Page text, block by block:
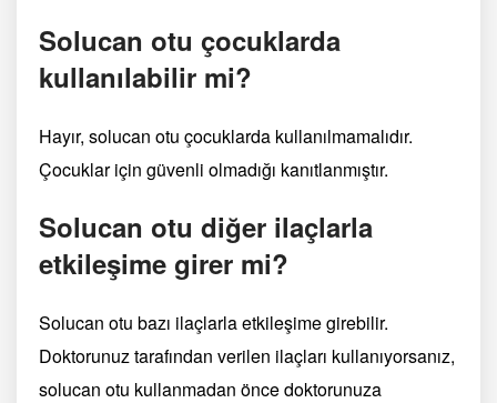
Solucan otu çocuklarda
kullanılabilir mi?
Hayır, solucan otu çocuklarda kullanılmamalıdır.
Çocuklar için güvenli olmadığı kanıtlanmıştır.
Solucan otu diğer ilaçlarla
etkileşime girer mi?
Solucan otu bazı ilaçlarla etkileşime girebilir.
Doktorunuz tarafından verilen ilaçları kullanıyorsanız,
solucan otu kullanmadan önce doktorunuza